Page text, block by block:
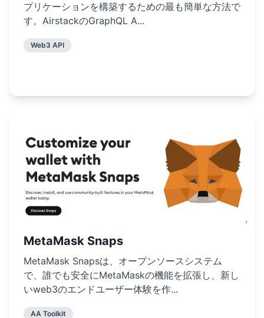
プリケーションを構築するための最も簡単な方法で
す。AirstackのGraphQL A...
Web3 API
MetaMask Snaps
MetaMask Snapsは、オープンソースシステム
で、誰でも安全にMetaMaskの機能を拡張し、新し
いweb3のエンドユーザー体験を作...
AA Toolkit